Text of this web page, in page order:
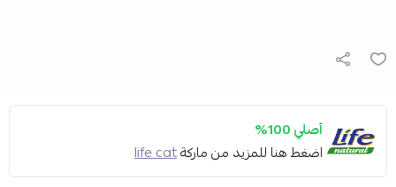
أصلي 100%
اضغط هنا للمزيد من ماركةlife cat